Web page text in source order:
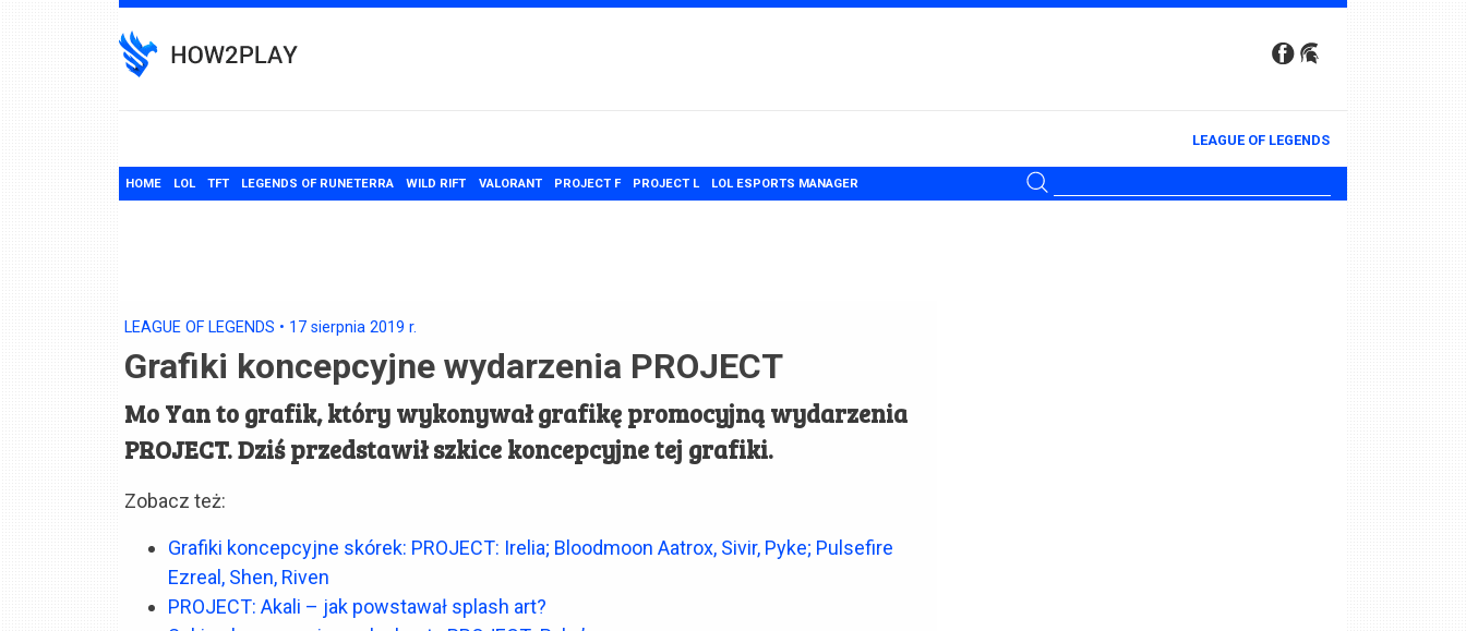
to
content
LEAGUE OF LEGENDS
HOME LOL TFT LEGENDS OF RUNETERRA WILD RIFT VALORANT PROJECT F PROJECT L LOL ESPORTS MANAGER
LEAGUE OF LEGENDS • 17 sierpnia 2019 r.
Grafiki koncepcyjne wydarzenia PROJECT
Mo Yan to grafik, który wykonywał grafikę promocyjną wydarzenia
PROJECT. Dziś przedstawił szkice koncepcyjne tej grafiki.
Zobacz też:
Grafiki koncepcyjne skórek: PROJECT: Irelia; Bloodmoon Aatrox, Sivir, Pyke; Pulsefire
Ezreal, Shen, Riven
PROJECT: Akali – jak powstawał splash art?